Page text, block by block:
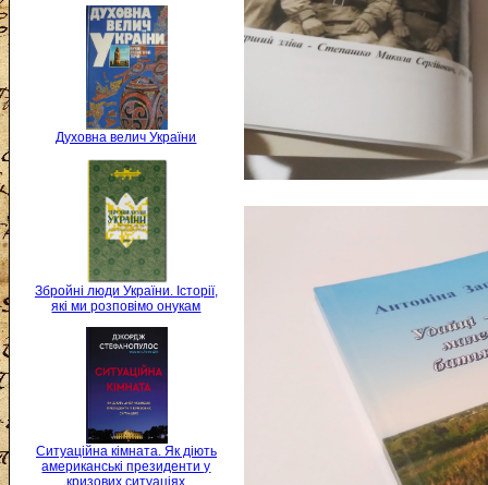
Духовна велич України
Збройні люди України. Історії,
які ми розповімо онукам
Ситуаційна кімната. Як діють
американські президенти у
кризових ситуаціях